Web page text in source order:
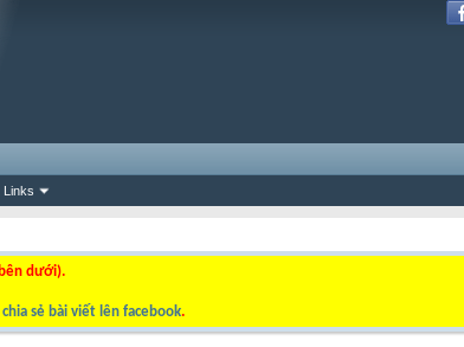
Links
dưới).
sẻ bài viết lên facebook.